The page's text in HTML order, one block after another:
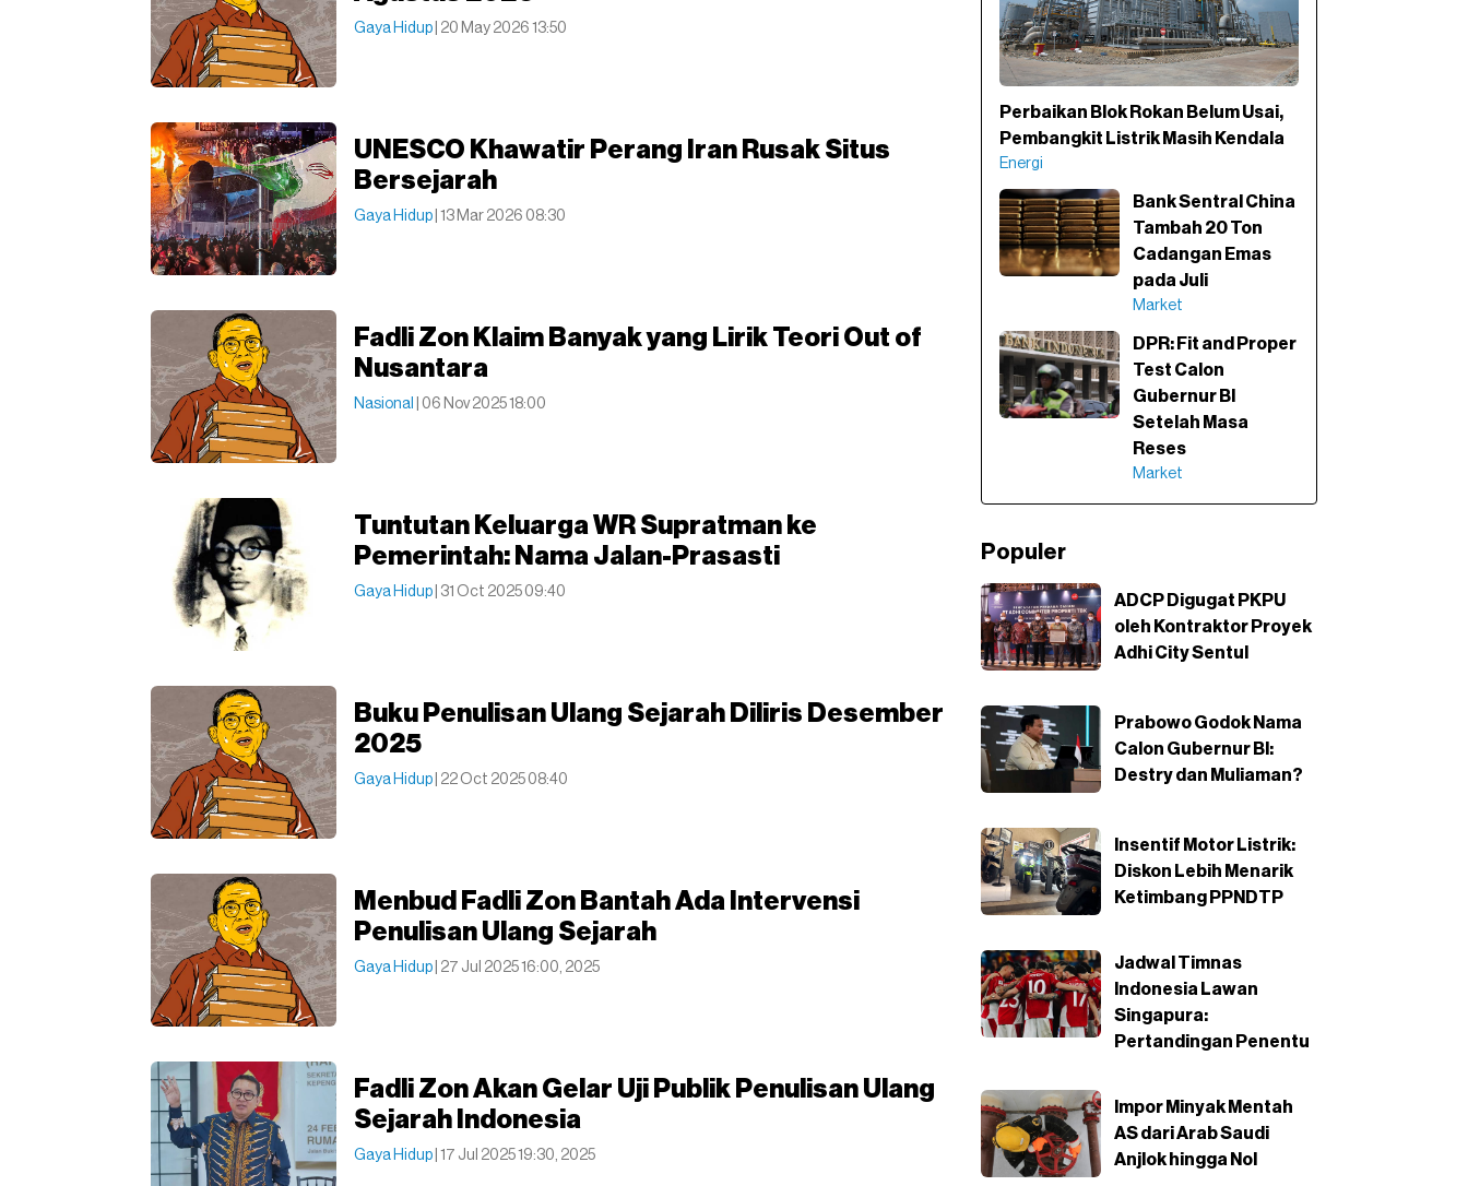
Gaya Hidup | 20 May 2026 13:50
UNESCO Khawatir Perang Iran Rusak Situs
Bersejarah
Gaya Hidup | 13 Mar 2026 08:30
Fadli Zon Klaim Banyak yang Lirik Teori Out of
Nusantara
Nasional | 06 Nov 2025 18:00
Tuntutan Keluarga WR Supratman ke
Pemerintah: Nama Jalan-Prasasti
Gaya Hidup | 31 Oct 2025 09:40
Buku Penulisan Ulang Sejarah Diliris Desember
2025
Gaya Hidup | 22 Oct 2025 08:40
Menbud Fadli Zon Bantah Ada Intervensi
Penulisan Ulang Sejarah
Gaya Hidup | 27 Jul 2025 16:00, 2025
Fadli Zon Akan Gelar Uji Publik Penulisan Ulang
Sejarah Indonesia
Gaya Hidup | 17 Jul 2025 19:30, 2025
Perbaikan Blok Rokan Belum Usai,
Pembangkit Listrik Masih Kendala
Energi
Bank Sentral China
Tambah 20 Ton
Cadangan Emas
pada Juli
Market
DPR: Fit and Proper
Test Calon
Gubernur BI
Setelah Masa
Reses
Market
Populer
ADCP Digugat PKPU
oleh Kontraktor Proyek
Adhi City Sentul
Prabowo Godok Nama
Calon Gubernur BI:
Destry dan Muliaman?
Insentif Motor Listrik:
Diskon Lebih Menarik
Ketimbang PPNDTP
Jadwal Timnas
Indonesia Lawan
Singapura:
Pertandingan Penentu
Impor Minyak Mentah
AS dari Arab Saudi
Anjlok hingga Nol